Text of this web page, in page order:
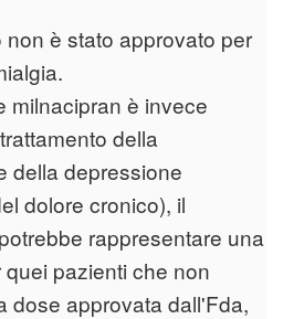
è stato approvato per
milnacipran è invece
della
della depressione
dolore cronico), il
rappresentare una
pazienti che non
dose approvata dall'Fda,